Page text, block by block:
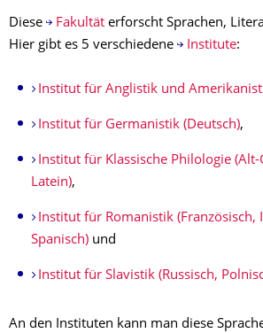
Diese Fakultäterforscht Sprachen,
Hier gibt es 5 verschiedene
Institute:
Institut für Anglistik und
Institut für Germanistik (Deutsch),
Institut für Klassische Philologie
Latein),
Institut für Romanistik (Französisch,
Spanisch) und
Institut für Slavistik (Russisch,
An den Instituten kann man diese